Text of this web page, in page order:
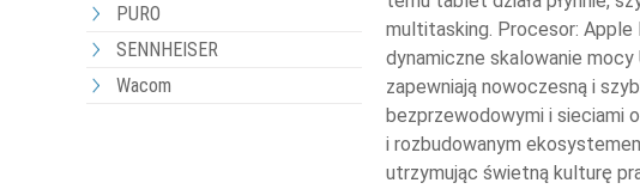
PURO
SENNHEISER
Wacom
multitasking. Procesor: Apple
dynamiczne skalowanie mocy
zapewniają nowoczesną i
bezprzewodowymi i sieciami
i rozbudowanym
utrzymując świetną kulturę